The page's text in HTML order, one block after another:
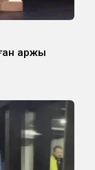
қаржы